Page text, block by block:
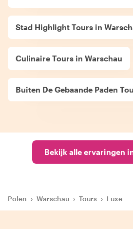
Stad Highlight Tours in
Culinaire Tours in Warschau
Buiten De Gebaande Paden
Bekijk alle ervaringen
Polen › Warschau › Tours › Luxe